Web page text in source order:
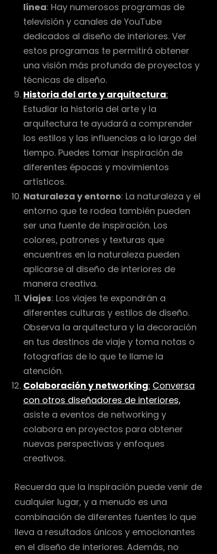
línea: Hay numerosos programas de
televisión y canales de YouTube
dedicados al diseño de interiores. Ver
estos programas te permitirá obtener
una visión más profunda de proyectos y
técnicas de diseño.
Historia del arte y arquitectura:
Estudiar la historia del arte y la
arquitectura te ayudará a comprender
los estilos y las influencias a lo largo del
tiempo. Puedes tomar inspiración de
diferentes épocas y movimientos
artísticos.
Naturaleza y entorno: La naturaleza y el
entorno que te rodea también pueden
ser una fuente de inspiración. Los
colores, patrones y texturas que
encuentres en la naturaleza pueden
aplicarse al diseño de interiores de
manera creativa.
Viajes: Los viajes te expondrán a
diferentes culturas y estilos de diseño.
Observa la arquitectura y la decoración
en tus destinos de viaje y toma notas o
fotografías de lo que te llame la
atención.
Colaboración y networking: Conversa
con otros diseñadores de interiores,
asiste a eventos de networking y
colabora en proyectos para obtener
nuevas perspectivas y enfoques
creativos.
Recuerda que la inspiración puede venir de
cualquier lugar, y a menudo es una
combinación de diferentes fuentes lo que
lleva a resultados únicos y emocionantes
en el diseño de interiores. Además, no